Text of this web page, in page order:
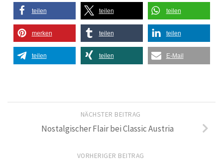
teilen teilen teilen
merken teilen teilen
teilen teilen E-Mail
NÄCHSTER BEITRAG
Nostalgischer Flair bei Classic Austria
VORHERIGER BEITRAG